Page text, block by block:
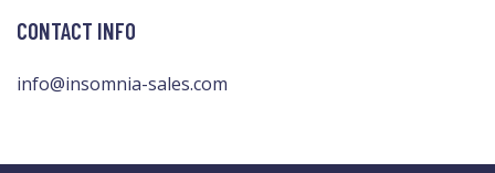
CONTACT INFO
info@insomnia-sales.com